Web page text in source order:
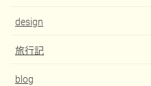
design
旅行記
blog